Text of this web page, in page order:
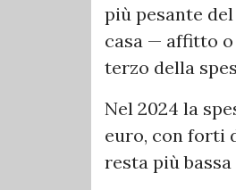
più pesante
casa — affitto
terzo della
Nel 2024 la
euro, con forti
resta più bassa